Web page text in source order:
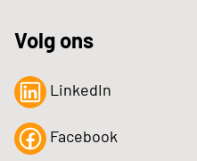
Volg ons
LinkedIn
Facebook